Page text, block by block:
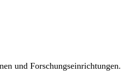
und Forschungseinrichtungen.